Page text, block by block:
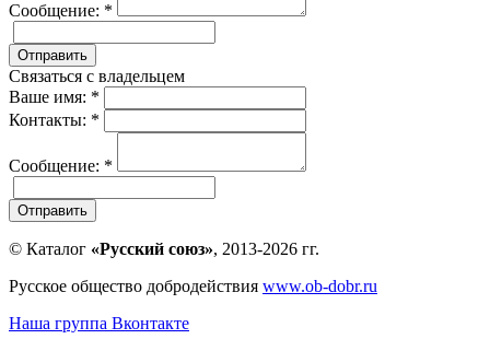
Сообщение: *
Отправить
Связаться с владельцем
Ваше имя: *
Контакты: *
Сообщение: *
Отправить
© Каталог «Русский союз», 2013-2026 гг.
Русское общество добродействия www.ob-dobr.ru
Наша группа Вконтакте